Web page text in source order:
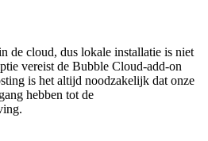
de cloud, dus lokale installatie is niet
vereist de Bubble Cloud-add-on
is het altijd noodzakelijk dat onze
hebben tot de